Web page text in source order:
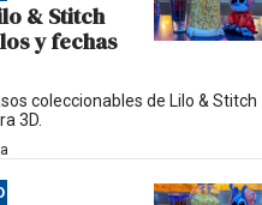
& Stitch
y fechas
coleccionables de Lilo & Stitch
3D.